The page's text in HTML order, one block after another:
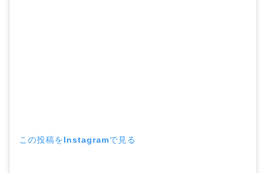
この投稿をInstagramで見る